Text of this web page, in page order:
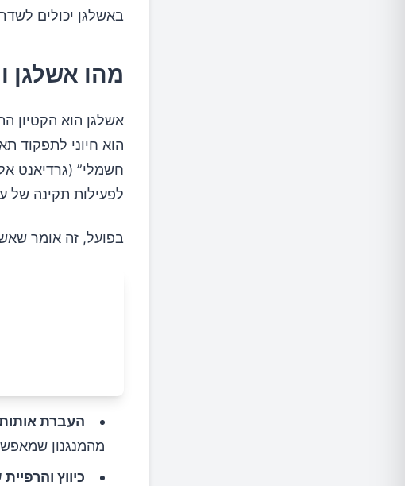
באשלגן יכולים
מהו אשלגן
אשלגן הוא הקטיון
הוא חיוני לתפקוד
חשמלי” (גרדיאנט
לפעילות תקינה של
בפועל, זה אומר
העברת
מהמנגנון
כיווץ